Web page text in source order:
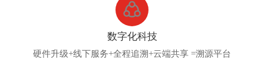
数字化科技
硬件升级+线下服务+全程追溯+云端共享 =溯源平台